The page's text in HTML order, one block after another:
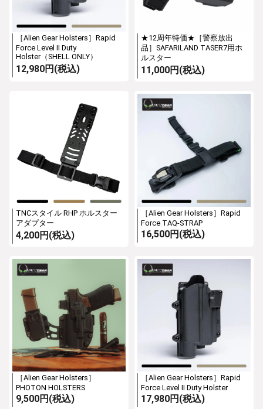
［Alien Gear Holsters］Rapid
Force Level II Duty
Holster（SHELL ONLY）
12,980円(税込)
★12周年特価★［警察放出
品］SAFARILAND TASER7用ホ
ルスター
11,000円(税込)
TNCスタイル RHP ホルスター
アダプター
4,200円(税込)
［Alien Gear Holsters］Rapid
Force TAQ-STRAP
16,500円(税込)
［Alien Gear Holsters］
PHOTON HOLSTERS
9,500円(税込)
［Alien Gear Holsters］Rapid
Force Level II Duty Holster
17,980円(税込)